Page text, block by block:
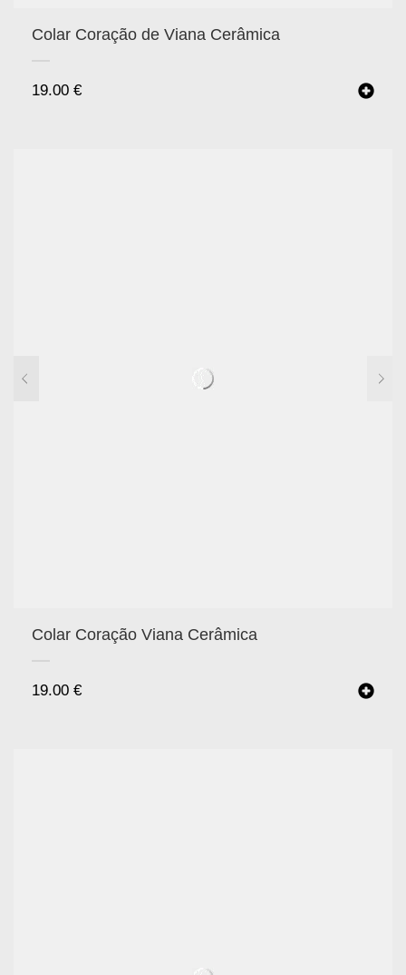
Colar Coração de Viana Cerâmica
19.00 €
Colar Coração Viana Cerâmica
19.00 €